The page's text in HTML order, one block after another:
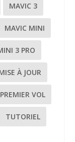
MAVIC 3
MAVIC MINI
3 PRO
À JOUR
PREMIER VOL
TUTORIEL